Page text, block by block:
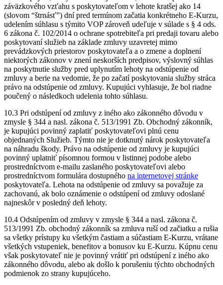
záväzkového vzťahu s poskytovateľom v lehote kratšej ako 14
(slovom “štrnásť”) dní pred termínom začatia konkrétneho E-Kurzu,
udelením súhlasu s týmito VOP zároveň udeľuje v súlade s § 4 ods.
6 zákona č. 102/2014 o ochrane spotrebiteľa pri predaji tovaru alebo
poskytovaní služieb na základe zmluvy uzavretej mimo
prevádzkových priestorov poskytovateľa a o zmene a doplnení
niektorých zákonov v znení neskorších predpisov, výslovný súhlas
na poskytnutie služby pred uplynutím lehoty na odstúpenie od
zmluvy a berie na vedomie, že po začatí poskytovania služby stráca
právo na odstúpenie od zmluvy. Kupujúci vyhlasuje, že bol riadne
poučený o následkoch udelenia tohto súhlasu.
10.3 Pri odstúpení od zmluvy z iného ako zákonného dôvodu v
zmysle § 344 a nasl. zákona č. 513/1991 Zb. Obchodný zákonník,
je kupujúci povinný zaplatiť poskytovateľovi plnú cenu
objednaných Služieb. Týmto nie je dotknutý nárok poskytovateľa
na náhradu škody. Právo na odstúpenie od zmluvy je kupujúci
povinný uplatniť písomnou formou v listinnej podobe alebo
prostredníctvom e-mailu zaslaného poskytovateľovi alebo
prostredníctvom formulára dostupného na internetovej stránke
poskytovateľa. Lehota na odstúpenie od zmluvy sa považuje za
zachovanú, ak bolo oznámenie o odstúpení od zmluvy odoslané
najneskôr v posledný deň lehoty.
10.4 Odstúpením od zmluvy v zmysle § 344 a nasl. zákona č.
513/1991 Zb. obchodný zákonník sa zmluva ruší od začiatku a rušia
sa všetky prístupy ku všetkým častiam a súčastiam E-Kurzu, vrátane
všetkých vstupeniek, benefitov a bonusov ku E-Kurzu. Kúpnu cenu
však poskytovateľ nie je povinný vrátiť pri odstúpení z iného ako
zákonného dôvodu, alebo ak došlo k porušeniu týchto obchodných
podmienok zo strany kupujúceho.